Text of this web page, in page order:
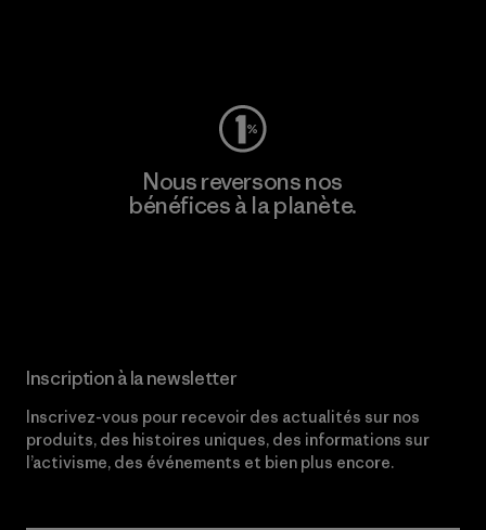
Nous reversons nos
bénéfices à la planète.
Inscription à la newsletter
Inscrivez-vous pour recevoir des actualités sur nos
produits, des histoires uniques, des informations sur
l’activisme, des événements et bien plus encore.